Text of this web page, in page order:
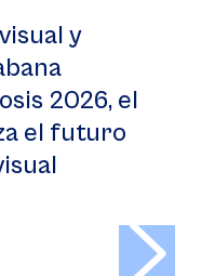
y
2026, el
el futuro